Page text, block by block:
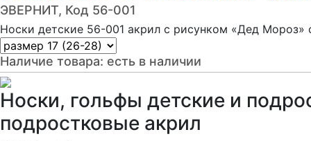
ЭВЕРНИТ, Код 56-001
Носки детские 56-001 акрил с рисунком «Дед Мороз»
Наличие товара: есть в наличии
Носки, гольфы детские и
подростковые акрил